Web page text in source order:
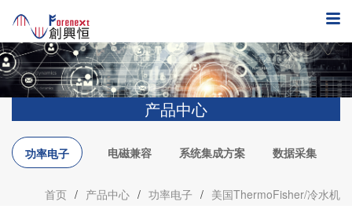
产品中心
功率电子 电磁兼容 系统集成方案 数据采集
首页 / 产品中心 / 功率电子 / 美国ThermoFisher/冷水机